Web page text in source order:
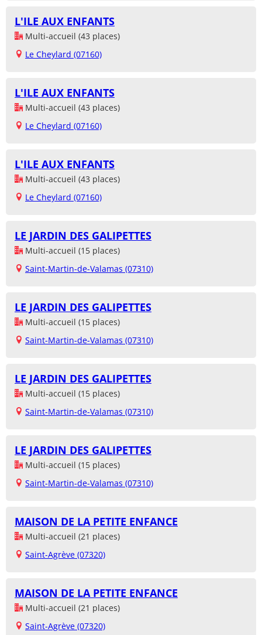
L'ILE AUX ENFANTS
Multi-accueil (43 places)
Le Cheylard (07160)
L'ILE AUX ENFANTS
Multi-accueil (43 places)
Le Cheylard (07160)
L'ILE AUX ENFANTS
Multi-accueil (43 places)
Le Cheylard (07160)
LE JARDIN DES GALIPETTES
Multi-accueil (15 places)
Saint-Martin-de-Valamas (07310)
LE JARDIN DES GALIPETTES
Multi-accueil (15 places)
Saint-Martin-de-Valamas (07310)
LE JARDIN DES GALIPETTES
Multi-accueil (15 places)
Saint-Martin-de-Valamas (07310)
LE JARDIN DES GALIPETTES
Multi-accueil (15 places)
Saint-Martin-de-Valamas (07310)
MAISON DE LA PETITE ENFANCE
Multi-accueil (21 places)
Saint-Agrève (07320)
MAISON DE LA PETITE ENFANCE
Multi-accueil (21 places)
Saint-Agrève (07320)